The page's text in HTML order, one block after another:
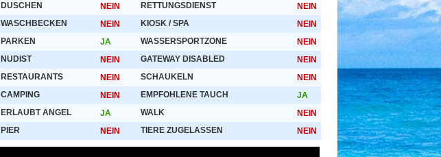
DUSCHEN
NEIN RETTUNGSDIENST
NEIN
WASCHBECKEN
NEIN KIOSK / SPA
NEIN
PARKEN
JA WASSERSPORTZONE
NEIN
NUDIST
NEIN GATEWAY DISABLED
NEIN
RESTAURANTS
NEIN SCHAUKELN
NEIN
CAMPING
NEIN EMPFOHLENE TAUCH
JA
ERLAUBT ANGEL
JA WALK
NEIN
PIER
NEIN TIERE ZUGELASSEN NEIN